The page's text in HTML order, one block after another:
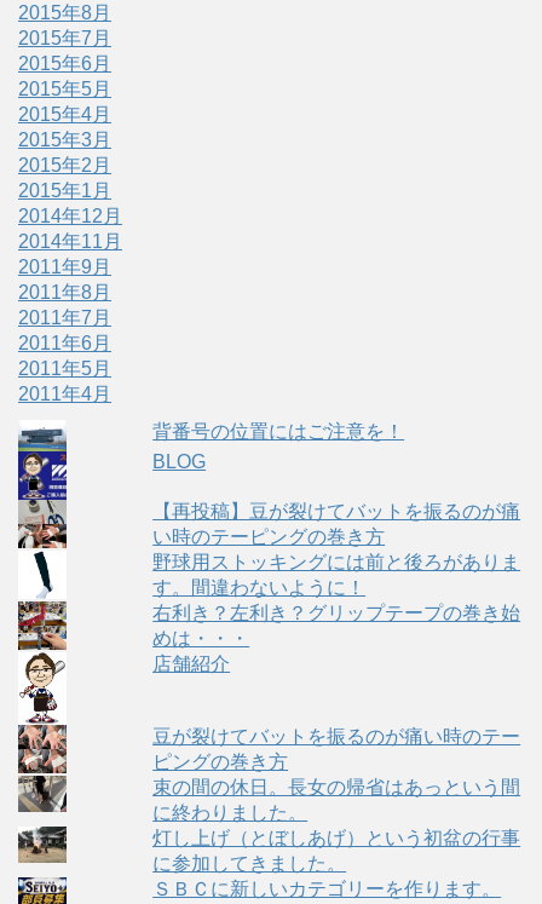
2015年8月
2015年7月
2015年6月
2015年5月
2015年4月
2015年3月
2015年2月
2015年1月
2014年12月
2014年11月
2011年9月
2011年8月
2011年7月
2011年6月
2011年5月
2011年4月
背番号の位置にはご注意を！
BLOG
【再投稿】豆が裂けてバットを振るのが痛
い時のテーピングの巻き方
野球用ストッキングには前と後ろがありま
す。間違わないように！
右利き？左利き？グリップテープの巻き始
めは・・・
店舗紹介
豆が裂けてバットを振るのが痛い時のテー
ピングの巻き方
束の間の休日。長女の帰省はあっという間
に終わりました。
灯し上げ（とぼしあげ）という初盆の行事
に参加してきました。
ＳＢＣに新しいカテゴリーを作ります。